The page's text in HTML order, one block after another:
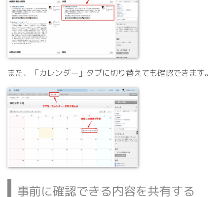
また、「カレンダー」タブに切り替えても確認できます。
事前に確認できる内容を共有する